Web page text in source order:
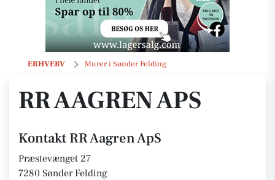
ERHVERV Murer i Sønder Felding
RR Aagren ApS
RR AAGREN APS
Kontakt RR Aagren ApS
Præstevænget 27
7280 Sønder Felding